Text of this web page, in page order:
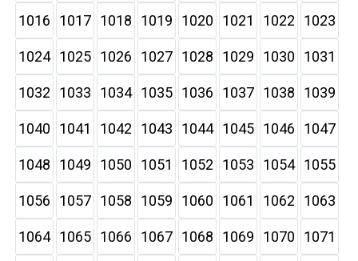
1016 1017 1018 1019 1020 1021 1022 1023
1024 1025 1026 1027 1028 1029 1030 1031
1032 1033 1034 1035 1036 1037 1038 1039
1040 1041 1042 1043 1044 1045 1046 1047
1048 1049 1050 1051 1052 1053 1054 1055
1056 1057 1058 1059 1060 1061 1062 1063
1064 1065 1066 1067 1068 1069 1070 1071